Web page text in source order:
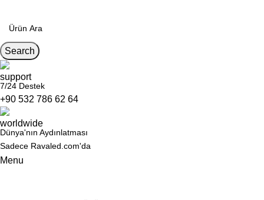
Search
7/24 Destek
+90 532 786 62 64
Dünya'nın Aydınlatması
Sadece Ravaled.com'da
Menu